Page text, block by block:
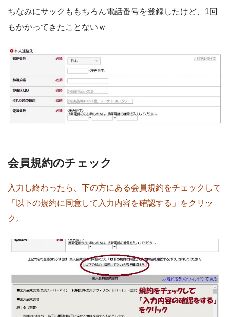
ちなみにサックももちろん電話番号を登録したけど、1回
もかかってきたことないｗ
会員規約のチェック
入力し終わったら、下の方にある会員規約をチェックして
「以下の規約に同意して入力内容を確認する」をクリッ
ク。